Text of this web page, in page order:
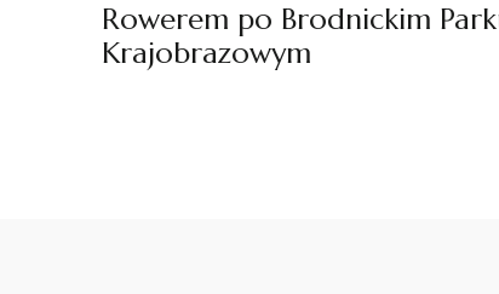
Rowerem po Brodnickim
Krajobrazowym